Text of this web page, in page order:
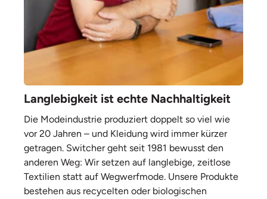
Langlebigkeit ist echte Nachhaltigkeit
Die Modeindustrie produziert doppelt so viel wie
vor 20 Jahren – und Kleidung wird immer kürzer
getragen. Switcher geht seit 1981 bewusst den
anderen Weg: Wir setzen auf langlebige, zeitlose
Textilien statt auf Wegwerfmode. Unsere Produkte
bestehen aus recycelten oder biologischen